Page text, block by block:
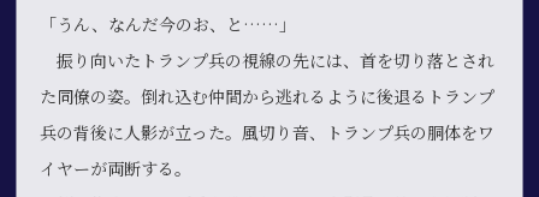
「うん、なんだ今のお、と……」
振り向いたトランプ兵の視線の先には、首を切り落とされ
た同僚の姿。倒れ込む仲間から逃れるように後退るトランプ
兵の背後に人影が立った。風切り音、トランプ兵の胴体をワ
イヤーが両断する。